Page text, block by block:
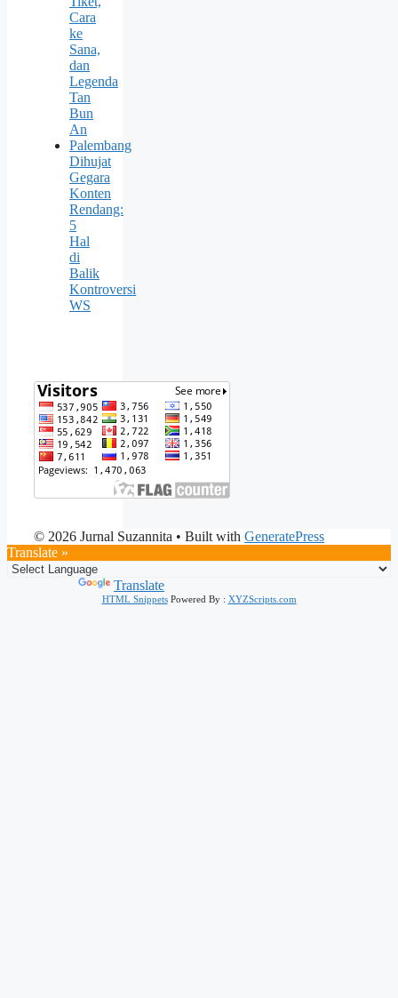
Cara
ke
Sana,
dan
Legenda
Tan
Bun
An
Palembang
Dihujat
Gegara
Konten
Rendang:
5
Hal
di
Balik
Kontroversi
WS
© 2026 Jurnal Suzannita • Built with GeneratePress
Translate »
Translate
HTML SnippetsPowered By : XYZScripts.com